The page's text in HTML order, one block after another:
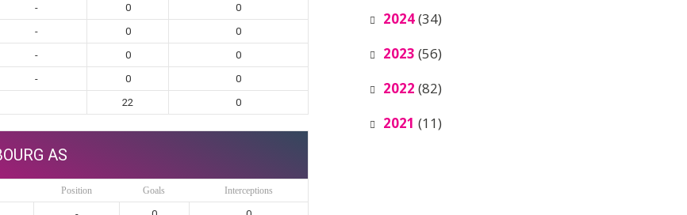
- 0
0
- 0
0
- 0
0
- 0
0
22 0
AS
Position Goals Interceptions
2024(34)
2023 (56)
2022 (82)
2021 (11)